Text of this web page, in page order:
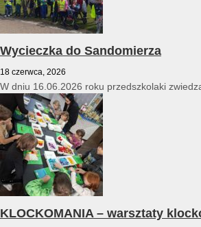
Wycieczka do Sandomierza
18 czerwca, 2026
W dniu 16.06.2026 roku przedszkolaki
KLOCKOMANIA – warsztaty